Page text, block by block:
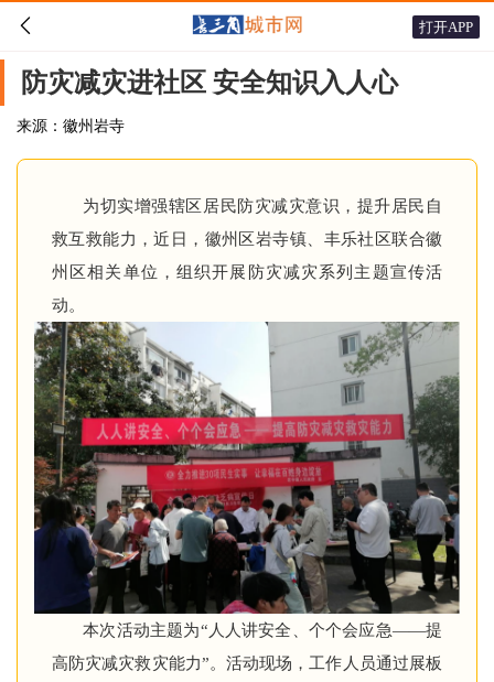
 打开APP
防灾减灾进社区 安全知识入人心
来源：徽州岩寺
为切实增强辖区居民防灾减灾意识，提升居民自
救互救能力，近日，徽州区岩寺镇、丰乐社区联合徽
州区相关单位，组织开展防灾减灾系列主题宣传活
动。
本次活动主题为“人人讲安全、个个会应急——提
高防灾减灾救灾能力”。活动现场，工作人员通过展板